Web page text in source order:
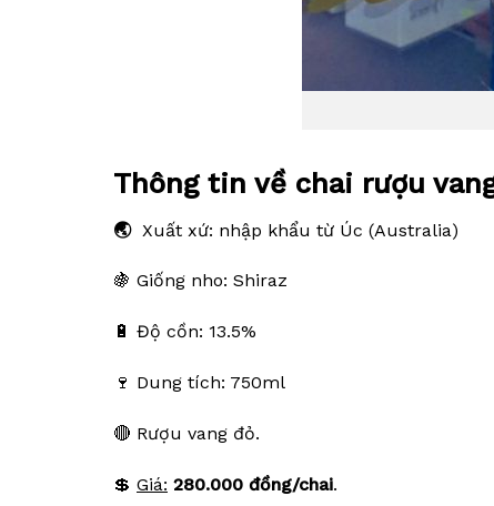
Thông tin về chai rượu
🌏 Xuất xứ: nhập khẩu từ Úc (Australia)
🍇 Giống nho: Shiraz
🔋 Độ cồn: 13.5%
🍷 Dung tích: 750ml
🔴 Rượu vang đỏ.
💲 Giá: 280.000 đồng/chai.